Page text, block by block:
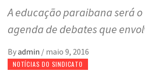
A educação paraibana será
agenda de debates que
Byadmin / maio 9, 2016
NOTÍCIAS DO SINDICATO